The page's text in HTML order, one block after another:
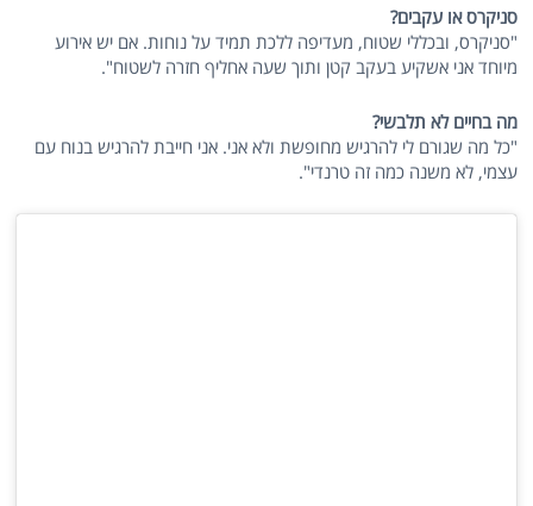
סניקרס או עקבים?
"סניקרס, ובכללי שטוח, מעדיפה ללכת תמיד על נוחות. אם יש אירוע
מיוחד אני אשקיע בעקב קטן ותוך שעה אחליף חזרה לשטוח".
מה בחיים לא תלבשי?
"כל מה שגורם לי להרגיש מחופשת ולא אני. אני חייבת להרגיש בנוח עם
עצמי, לא משנה כמה זה טרנדי".